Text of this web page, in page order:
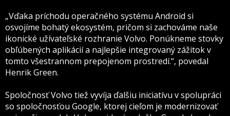
„Vďaka príchodu operačného systému Android si
osvojíme bohatý ekosystém, pričom si zachováme naše
ikonické užívateľské rozhranie Volvo. Ponúkneme stovky
obľúbených aplikácií a najlepšie integrovaný zážitok v
tomto všestrannom prepojenom prostredí.“, povedal
Henrik Green.
Spoločnosť Volvo tiež vyvíja ďalšiu iniciatívu v spolupráci
so spoločnosťou Google, ktorej cieľom je modernizovať